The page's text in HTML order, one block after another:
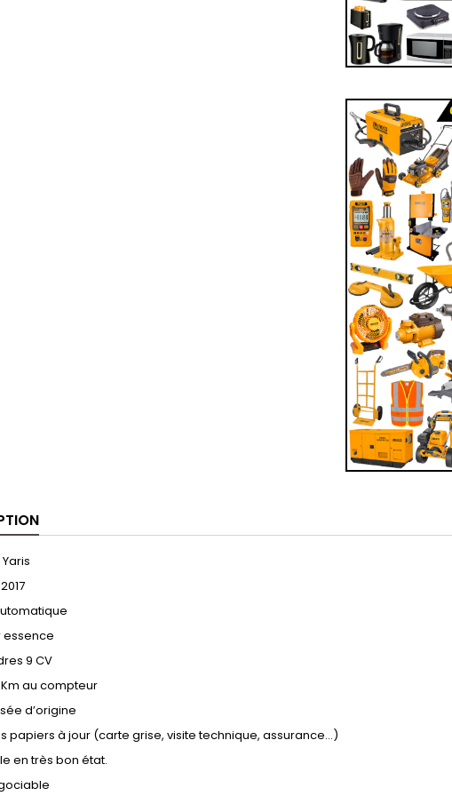
essence
9 CV
Km au compteur
d’origine
papiers à jour (carte grise, visite technique, assurance…)
en très bon état.